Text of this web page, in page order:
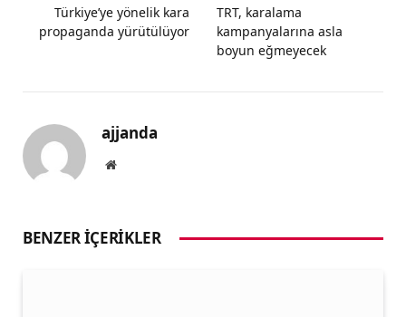
Türkiye’ye yönelik kara
propaganda yürütülüyor
TRT, karalama
kampanyalarına asla
boyun eğmeyecek
ajjanda
Website
BENZER İÇERIKLER